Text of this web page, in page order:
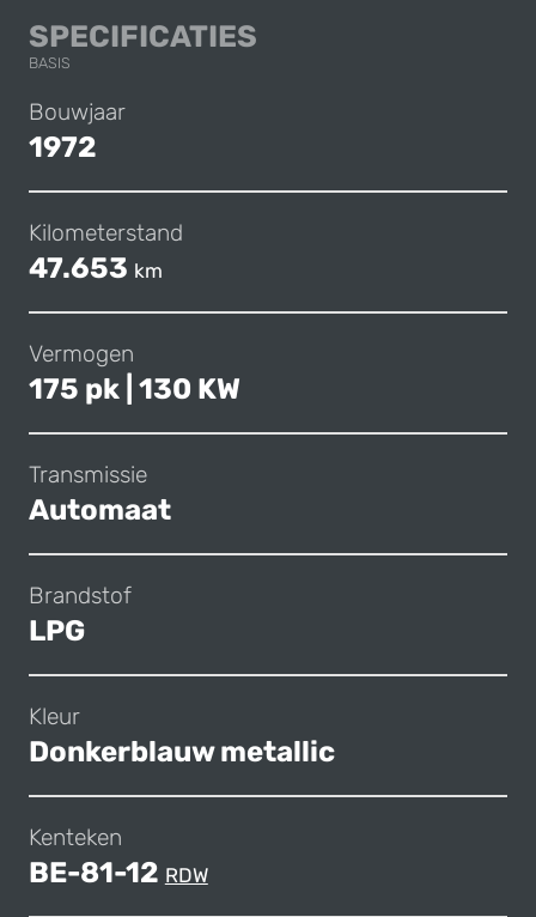
SPECIFICATIES
BASIS
Bouwjaar
1972
Kilometerstand
47.653 km
Vermogen
175 pk | 130 KW
Transmissie
Automaat
Brandstof
LPG
Kleur
Donkerblauw metallic
Kenteken
BE-81-12 RDW